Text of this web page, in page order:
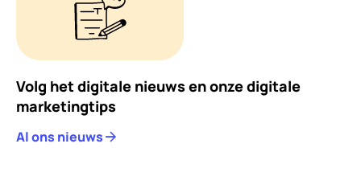
Volg het digitale nieuws en onze digitale
marketingtips
Al ons nieuws